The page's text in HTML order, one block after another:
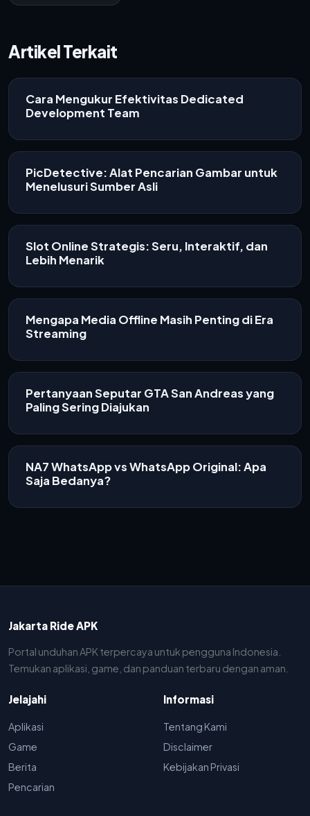
Artikel Terkait
Cara Mengukur Efektivitas Dedicated
Development Team
PicDetective: Alat Pencarian Gambar untuk
Menelusuri Sumber Asli
Slot Online Strategis: Seru, Interaktif, dan
Lebih Menarik
Mengapa Media Offline Masih Penting di Era
Streaming
Pertanyaan Seputar GTA San Andreas yang
Paling Sering Diajukan
NA7 WhatsApp vs WhatsApp Original: Apa
Saja Bedanya?
Jakarta Ride APK
Portal unduhan APK terpercaya untuk pengguna Indonesia.
Temukan aplikasi, game, dan panduan terbaru dengan aman.
Jelajahi
Aplikasi
Game
Berita
Pencarian
Informasi
Tentang Kami
Disclaimer
Kebijakan Privasi